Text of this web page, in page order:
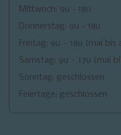
Mittwoch: 9u - 18u
Donnerstag: 9u - 18u
Freitag: 9u – 18u (mai
Samstag: 9u – 17u (mai
Sonntag: geschlossen
Feiertage: geschlossen